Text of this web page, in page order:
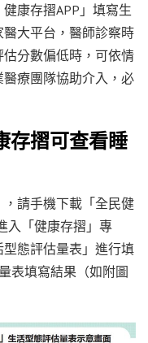
康存摺APP」填寫生
大平台，醫師診察時
分數偏低時，可依情
療團隊協助介入，必
摺可查看睡
請手機下載「全民健
入「健康存摺」專
態評估量表」進行填
表填寫結果（如附圖